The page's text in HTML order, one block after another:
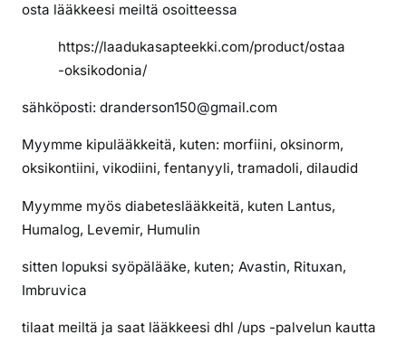
a
k
i
k
d
t
osta lääkkeesi meiltä osoitteessa
https://laadukasapteekki.com/product/ostaa
-oksikodonia/
sähköposti: dranderson150@gmail.com
Myymme kipulääkkeitä, kuten: morfiini, oksinorm,
oksikontiini, vikodiini, fentanyyli, tramadoli, dilaudid
Myymme myös diabeteslääkkeitä, kuten Lantus,
Humalog, Levemir, Humulin
sitten lopuksi syöpälääke, kuten; Avastin, Rituxan,
Imbruvica
tilaat meiltä ja saat lääkkeesi dhl /ups -palvelun kautta